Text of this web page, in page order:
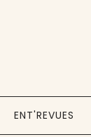
ENT'REVUES